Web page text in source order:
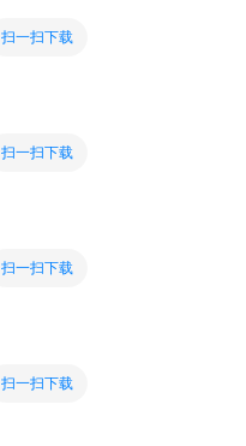
扫一扫下载
扫一扫下载
扫一扫下载
扫一扫下载